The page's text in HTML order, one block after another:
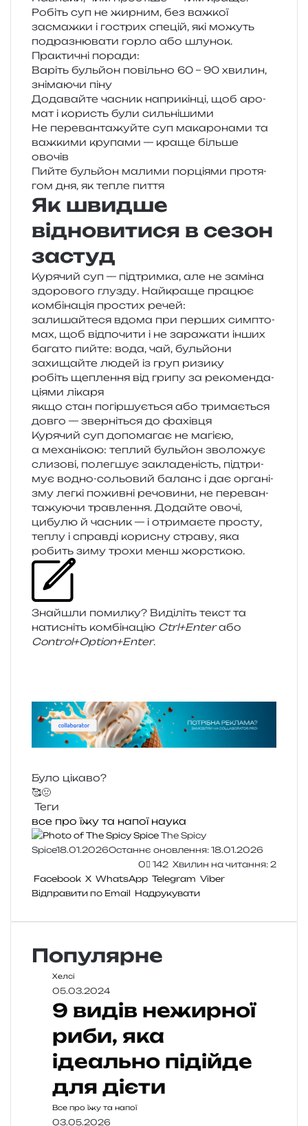
Робіть суп не жир­ним, без важ­кої
засмаж­ки і гострих спе­цій, які можуть
подра­зню­ва­ти горло або шлунок.
Практичні пора­ди:
Варіть буль­йон повіль­но 60 – 90 хви­лин,
зні­ма­ю­чи піну
Додавайте часник напри­кін­ці, щоб аро­
мат і користь були сильнішими
Не пере­ван­та­жуй­те суп мака­ро­на­ми та
важ­ки­ми кру­па­ми — краще біль­ше
овочів
Пийте буль­йон мали­ми пор­ці­я­ми про­тя­
гом дня, як тепле пиття
Як швидше
відновитися в сезон
застуд
Курячий суп — під­трим­ка, але не замі­на
здо­ро­во­го глу­зду. Найкраще пра­цює
ком­бі­на­ція про­стих речей:
зали­шай­те­ся вдома при пер­ших сим­пто­
мах, щоб від­по­чи­ти і не зара­жа­ти інших
бага­то пийте: вода, чай, бульйони
захи­щай­те людей із груп ризику
робіть щепле­н­ня від грипу за реко­мен­да­
ці­я­ми лікаря
якщо стан погір­шу­є­ться або три­ма­є­ться
довго — звер­ні­ться до фахівця
Курячий суп допо­ма­гає не магі­єю,
а меха­ні­кою: теплий буль­йон зво­ло­жує
сли­зо­ві, полег­шує закла­де­ність, під­три­
мує водно-сольо­вий баланс і дає орга­ні­
зму легкі пожив­ні речо­ви­ни, не пере­ван­
та­жу­ю­чи трав­ле­н­ня. Додайте овочі,
цибу­лю й часник — і отри­ма­є­те про­сту,
теплу і справ­ді кори­сну стра­ву, яка
робить зиму трохи менш жорсткою.
Знайшли помил­ку? Виділіть текст та
нати­сніть ком­бі­на­цію Ctrl+Enterабо
Control+Option+Enter.
Було цікаво?
🥰🤢
Теги
все про їжу та напої наука
The Spicy
Spice18.01.2026Останнє оновлення: 18.01.2026
0
142 Хвилин на читання: 2
Facebook X WhatsApp Telegram Viber
Відправити по Email Надрукувати
Популярне
Хелсі
05.03.2024
9 видів нежирної
риби, яка
ідеально підійде
для дієти
Все про їжу та напої
03.05.2026